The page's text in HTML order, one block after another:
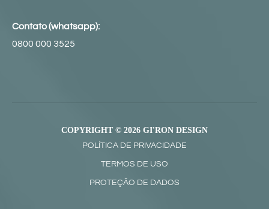
Contato (whatsapp):
0800 000 3525
COPYRIGHT © 2026 GI'RON DESIGN
POLÍTICA DE PRIVACIDADE
TERMOS DE USO
PROTEÇÃO DE DADOS